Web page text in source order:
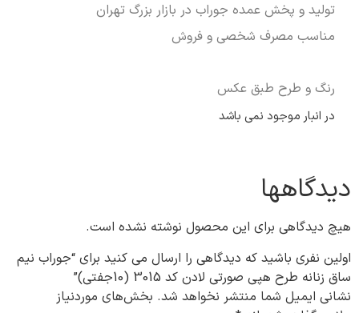
تولید و پخش عمده جوراب در بازار بزرگ تهران
مناسب مصرف شخصی و فروش
رنگ و طرح طبق عکس
در انبار موجود نمی باشد
دیدگاهها
هیچ دیدگاهی برای این محصول نوشته نشده است.
اولین نفری باشید که دیدگاهی را ارسال می کنید برای “جوراب نیم
ساق زنانه طرح هپی صورتی لادن کد 3015 (10جفتی)”
نشانی ایمیل شما منتشر نخواهد شد. بخش‌های موردنیاز